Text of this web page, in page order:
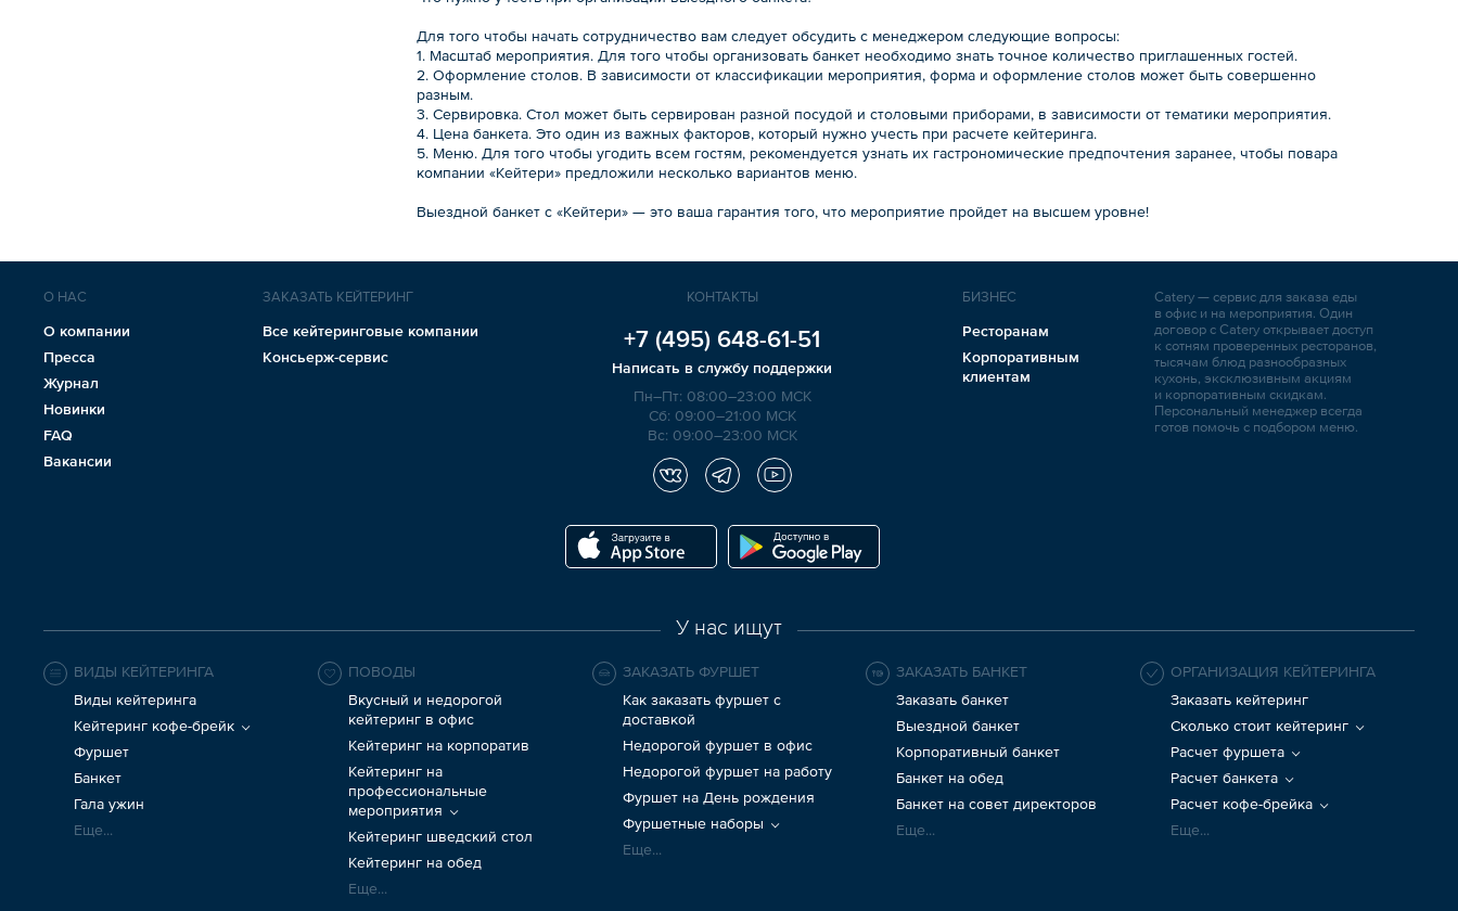
Для того чтобы начать сотрудничество вам следует обсудить с менеджером следующие вопросы:
1. Масштаб мероприятия. Для того чтобы организовать банкет необходимо знать точное количество приглашенных гостей.
2. Оформление столов. В зависимости от классификации мероприятия, форма и оформление столов может быть совершенно
разным.
3. Сервировка. Стол может быть сервирован разной посудой и столовыми приборами, в зависимости от тематики мероприятия.
4. Цена банкета. Это один из важных факторов, который нужно учесть при расчете кейтеринга.
5. Меню. Для того чтобы угодить всем гостям, рекомендуется узнать их гастрономические предпочтения заранее, чтобы повара
компании «Кейтери» предложили несколько вариантов меню.
Выездной банкет с «Кейтери» — это ваша гарантия того, что мероприятие пройдет на высшем уровне!
О НАС
О компании
Пресса
Журнал
Новинки
FAQ
Вакансии
ЗАКАЗАТЬ КЕЙТЕРИНГ
Все кейтеринговые компании
Консьерж-сервис
КОНТАКТЫ
+7 (495) 648-61-51
Написать в службу поддержки
Пн–Пт: 08:00–23:00 МСК
Сб: 09:00–21:00 МСК
Вс: 09:00–23:00 МСК
БИЗНЕС
Ресторанам
Корпоративным
клиентам
Catery — сервис для заказа еды
в офис и на мероприятия. Один
договор с Catery открывает доступ
к сотням проверенных ресторанов,
тысячам блюд разнообразных
кухонь, эксклюзивным акциям
и корпоративным скидкам.
Персональный менеджер всегда
готов помочь с подбором меню.
У нас ищут
ВИДЫ КЕЙТЕРИНГА
Виды кейтеринга
Кейтеринг кофе-брейк
Фуршет
Банкет
Гала ужин
Еще...
ПОВОДЫ
Вкусный и недорогой
кейтеринг в офис
Кейтеринг на корпоратив
Кейтеринг на
профессиональные
мероприятия
Кейтеринг шведский стол
Кейтеринг на обед
Еще...
ЗАКАЗАТЬ ФУРШЕТ
Как заказать фуршет с
доставкой
Недорогой фуршет в офис
Недорогой фуршет на работу
Фуршет на День рождения
Фуршетные наборы
Еще...
ЗАКАЗАТЬ БАНКЕТ
Заказать банкет
Выездной банкет
Корпоративный банкет
Банкет на обед
Банкет на совет директоров
Еще...
ОРГАНИЗАЦИЯ КЕЙТЕРИНГА
Заказать кейтеринг
Сколько стоит кейтеринг
Расчет фуршета
Расчет банкета
Расчет кофе-брейка
Еще...